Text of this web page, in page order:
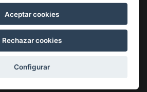
Con el apoyo de
Aceptar cookies
Rechazar cookies
Configurar